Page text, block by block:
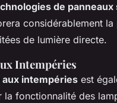
de panneaux
considérablement
de lumière directe.
Intempéries
intempéries est
la fonctionnalité des